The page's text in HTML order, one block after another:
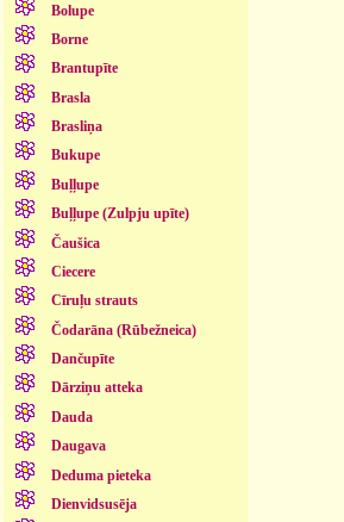
Bolupe
Borne
Brantupīte
Brasla
Brasliņa
Bukupe
Buļļupe
Buļļupe (Zulpju upīte)
Čaušica
Ciecere
Cīruļu strauts
Čodarāna (Rūbežneica)
Dančupīte
Dārziņu atteka
Dauda
Daugava
Deduma pieteka
Dienvidsusēja